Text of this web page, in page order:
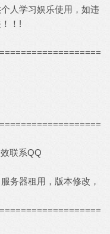
人学习娱乐使用，如违
！!
联系QQ
务器租用，版本修改，